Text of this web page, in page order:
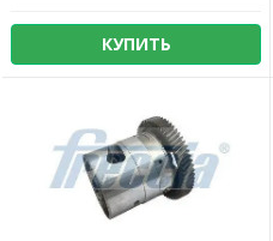
КУПИТЬ